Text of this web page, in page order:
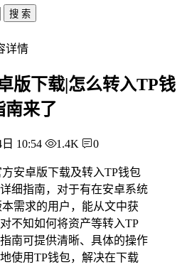
搜 索
详情
版下载|怎么转入TP钱
南来了
10:54 1.4K 0
安卓版下载及转入TP钱包
细指南，对于有在安卓系统
需求的用户，能从文中获
不知如何将资产等转入TP
南可提供清晰、具体的操作
使用TP钱包，解决在下载